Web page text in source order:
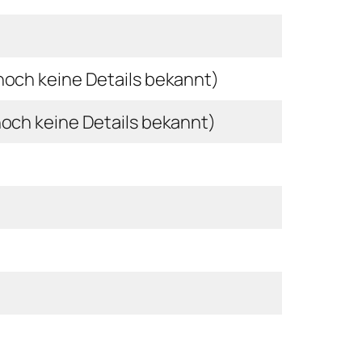
keine Details bekannt)
keine Details bekannt)